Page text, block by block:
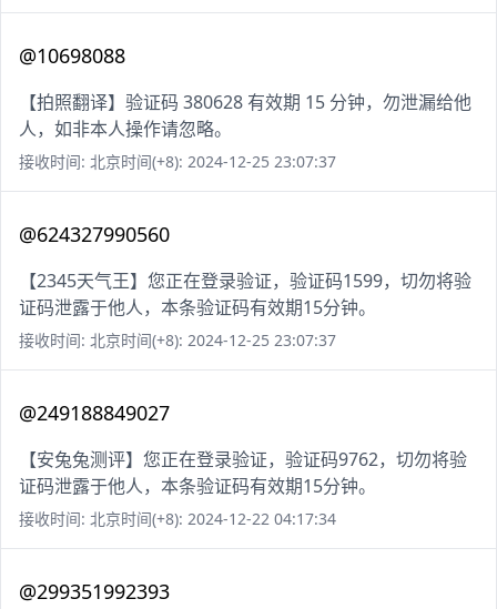
@10698088
【拍照翻译】验证码 380628 有效期 15 分钟，勿泄漏给他
人，如非本人操作请忽略。
接收时间: 北京时间(+8): 2024-12-25 23:07:37
@624327990560
【2345天气王】您正在登录验证，验证码1599，切勿将验
证码泄露于他人，本条验证码有效期15分钟。
接收时间: 北京时间(+8): 2024-12-25 23:07:37
@249188849027
【安兔兔测评】您正在登录验证，验证码9762，切勿将验
证码泄露于他人，本条验证码有效期15分钟。
接收时间: 北京时间(+8): 2024-12-22 04:17:34
@299351992393